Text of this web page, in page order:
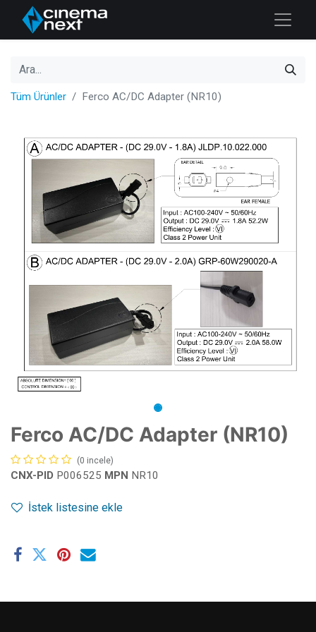
Tüm Ürünler Ferco AC/DC Adapter (NR10)
Ferco AC/DC Adapter (NR10)
(0 incele)
CNX-PID P006525 MPN NR10
İstek listesine ekle